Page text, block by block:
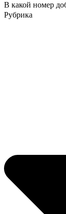
В какой номер
Рубрика